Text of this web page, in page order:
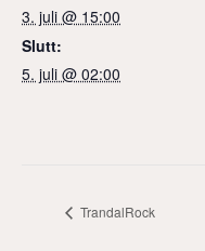
3. juli @ 15:00
Slutt:
5. juli @ 02:00
TrandalRock